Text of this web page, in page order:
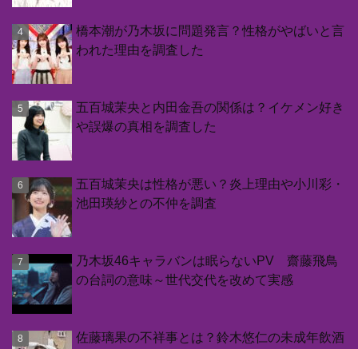
橋本潮が乃木坂に問題発言？性格がやばいと言
われた理由を調査した
五百城茉央と内田金吾の関係は？イケメン好き
や誤爆の真相を調査した
五百城茉央は性格が悪い？炎上理由や小川彩・
池田瑛紗との不仲を調査
乃木坂46キャラバンは眠らないPV 齋藤飛鳥
の台詞の意味～世代交代を改めて実感
佐藤璃果の不祥事とは？鈴木悠仁の未成年飲酒